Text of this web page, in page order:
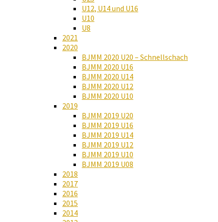
U12, U14 und U16
U10
U8
2021
2020
BJMM 2020 U20 – Schnellschach
BJMM 2020 U16
BJMM 2020 U14
BJMM 2020 U12
BJMM 2020 U10
2019
BJMM 2019 U20
BJMM 2019 U16
BJMM 2019 U14
BJMM 2019 U12
BJMM 2019 U10
BJMM 2019 U08
2018
2017
2016
2015
2014